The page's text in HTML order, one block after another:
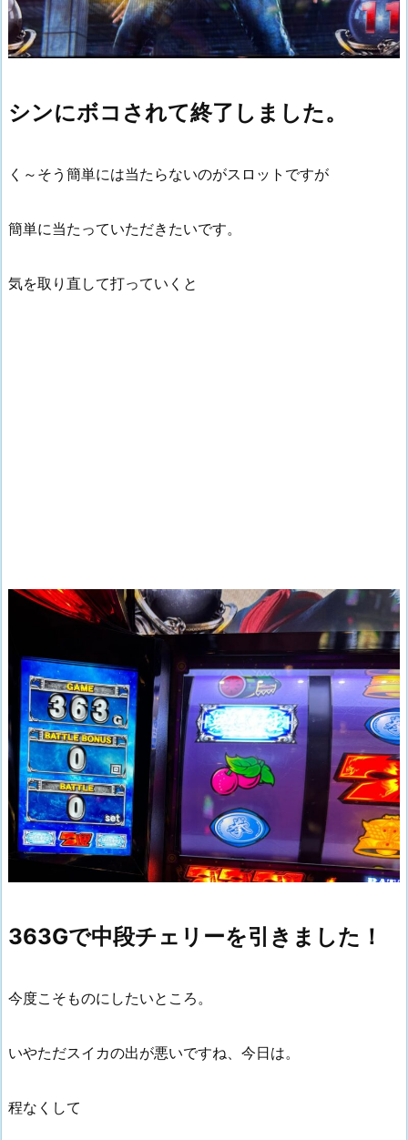
シンにボコされて終了しました。
く～そう簡単には当たらないのがスロットですが
簡単に当たっていただきたいです。
気を取り直して打っていくと
363Gで中段チェリーを引きました！
今度こそものにしたいところ。
いやただスイカの出が悪いですね、今日は。
程なくして